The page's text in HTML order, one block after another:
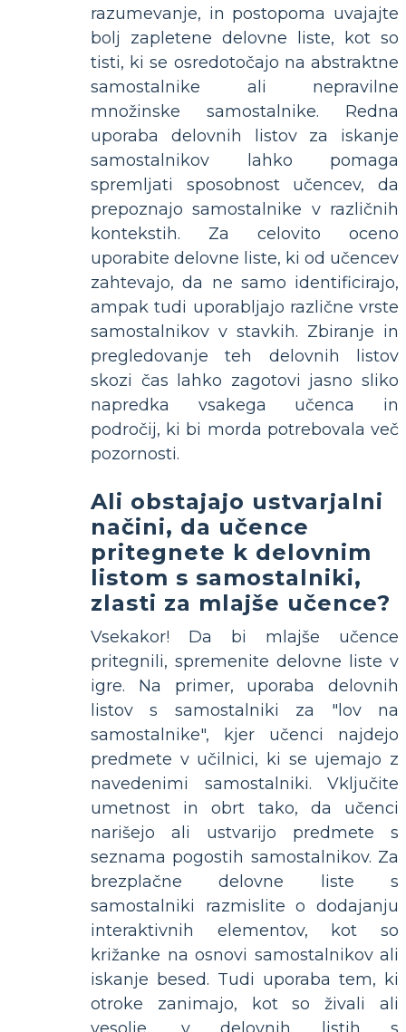
razumevanje, in postopoma uvajajte
bolj zapletene delovne liste, kot so
tisti, ki se osredotočajo na abstraktne
samostalnike ali nepravilne
množinske samostalnike. Redna
uporaba delovnih listov za iskanje
samostalnikov lahko pomaga
spremljati sposobnost učencev, da
prepoznajo samostalnike v različnih
kontekstih. Za celovito oceno
uporabite delovne liste, ki od učencev
zahtevajo, da ne samo identificirajo,
ampak tudi uporabljajo različne vrste
samostalnikov v stavkih. Zbiranje in
pregledovanje teh delovnih listov
skozi čas lahko zagotovi jasno sliko
napredka vsakega učenca in
področij, ki bi morda potrebovala več
pozornosti.
Ali obstajajo ustvarjalni
načini, da učence
pritegnete k delovnim
listom s samostalniki,
zlasti za mlajše učence?
Vsekakor! Da bi mlajše učence
pritegnili, spremenite delovne liste v
igre. Na primer, uporaba delovnih
listov s samostalniki za "lov na
samostalnike", kjer učenci najdejo
predmete v učilnici, ki se ujemajo z
navedenimi samostalniki. Vključite
umetnost in obrt tako, da učenci
narišejo ali ustvarijo predmete s
seznama pogostih samostalnikov. Za
brezplačne delovne liste s
samostalniki razmislite o dodajanju
interaktivnih elementov, kot so
križanke na osnovi samostalnikov ali
iskanje besed. Tudi uporaba tem, ki
otroke zanimajo, kot so živali ali